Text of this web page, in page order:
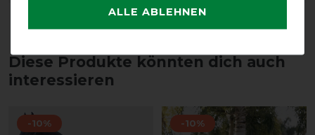
Diese Produkte könnten dich auch
interessieren
-10% -10%
ALLE ABLEHNEN